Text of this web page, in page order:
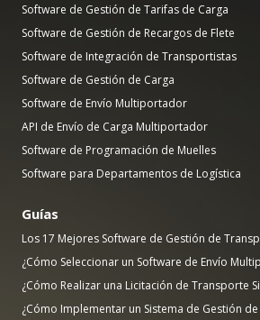
Software de Gestión de Tarifas de Carga
Software de Gestión de Recargos de Flete
Software de Integración de Transportistas
Software de Gestión de Carga
Software de Envío Multiportador
API de Envío de Carga Multiportador
Software de Programación de Muelles
Software para Departamentos de Logística
Guías
Los 17 Mejores Software de Gestión de
¿Cómo Seleccionar un Software de Envío
¿Cómo Realizar una Licitación de Transporte
¿Cómo Implementar un Sistema de Gestión